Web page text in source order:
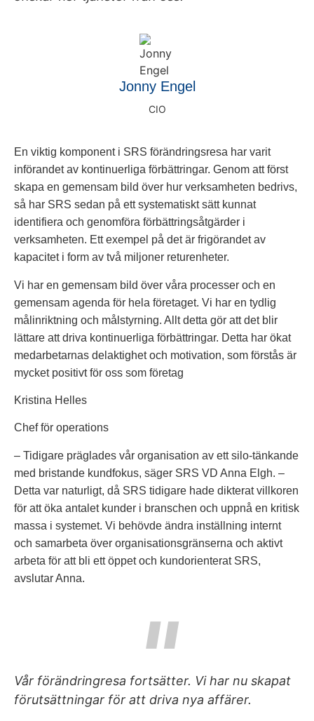
Jonny Engel
CIO
En viktig komponent i SRS förändringsresa har varit
införandet av kontinuerliga förbättringar. Genom att först
skapa en gemensam bild över hur verksamheten bedrivs,
så har SRS sedan på ett systematiskt sätt kunnat
identifiera och genomföra förbättringsåtgärder i
verksamheten. Ett exempel på det är frigörandet av
kapacitet i form av två miljoner returenheter.
Vi har en gemensam bild över våra processer och en
gemensam agenda för hela företaget. Vi har en tydlig
målinriktning och målstyrning. Allt detta gör att det blir
lättare att driva kontinuerliga förbättringar. Detta har ökat
medarbetarnas delaktighet och motivation, som förstås är
mycket positivt för oss som företag
Kristina Helles
Chef för operations
– Tidigare präglades vår organisation av ett silo-tänkande
med bristande kundfokus, säger SRS VD Anna Elgh. –
Detta var naturligt, då SRS tidigare hade dikterat villkoren
för att öka antalet kunder i branschen och uppnå en kritisk
massa i systemet. Vi behövde ändra inställning internt
och samarbeta över organisationsgränserna och aktivt
arbeta för att bli ett öppet och kundorienterat SRS,
avslutar Anna.
Vår förändringresa fortsätter. Vi har nu skapat
förutsättningar för att driva nya affärer.